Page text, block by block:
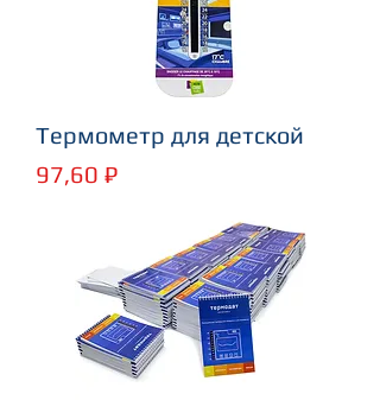
Термометр для детской
Цена
97,60 ₽